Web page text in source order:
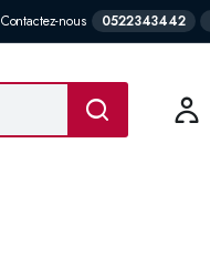
Contactez-nous 0522343442